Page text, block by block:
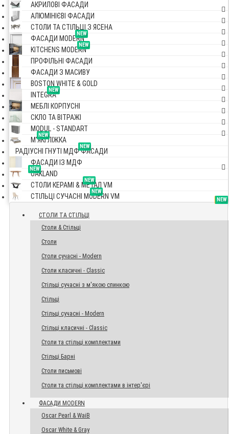
АКРИЛОВІ ФАСАДИ
АЛЮМІНІЄВІ ФАСАДИ
СТОЛИ ТА СТІЛЬЦІ З ЯСЕНА
NEW
ФАСАДИ MODERN
NEW
KITCHENS MODERN
ПРОФІЛЬНІ ФАСАДИ
ФАСАДИ З МАСИВУ
BOSTON WHITE & GOLD
NEW
INTEGRA
МЕБЛІ КОРПУСНІ
СКЛО ТА ВІТРАЖІ
MODUL - STANDART
NEW
М'ЯКІ ЛІЖКА
NEW
РАДІУСНІ ГНУТІ МДФ ФАСАДИ
ФАСАДИ ІЗ МДФ
NEW
OAKLAND
NEW
СТОЛИ КЕРАМІ & МЕТАЛ VM
NEW
СТІЛЬЦІ СУЧАСНІ MODERN VM TOP
СТОЛИ ТА СТІЛЬЦІ
Столи & Стільці
Столи
Столи сучасні - Modern
Столи класичні - Classic
Стільці сучасні з м'якою спинкою
Стільці
Стільці сучасні - Modern
Стільці класичні - Classic
Столи та стільці комплектами
Стільці Барні
Столи письмові
Столи та стільці комплектами в інтер'єрі
NEW
ФАСАДИ MODERN
Oscar Pearl & WaiB
Oscar White & Gray
NEW
NEW